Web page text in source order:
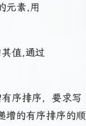
元素,用
值,通过
序排序，要求写
增的有序排序的顺